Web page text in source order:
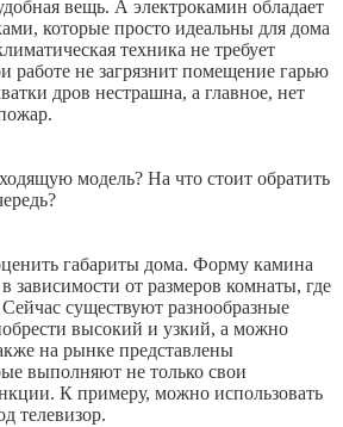
вещь. А электрокамин обладает
которые просто идеальны для дома
техника не требует
работе не загрязнит помещение гарью
дров нестрашна, а главное, нет
модель? На что стоит обратить
габариты дома. Форму камина
зависимости от размеров комнаты, где
существуют разнообразные
высокий и узкий, а можно
на рынке представлены
выполняют не только свои
К примеру, можно использовать
телевизор.